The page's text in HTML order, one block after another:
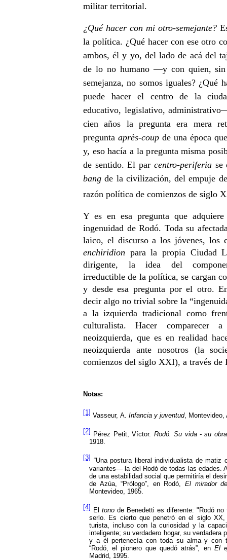
militar territorial.
¿Qué hacer con mi otro-semejante?
la política. ¿Qué hacer con ese otro
ambos, él y yo, del lado de acá del
de lo no humano —y con quien, sin
semejanza, no somos iguales? ¿Qué
puede hacer el centro de la
educativo, legislativo,
cien años la pregunta era mera
pregunta après-coup de una época
y, eso hacía a la pregunta misma
de sentido. El par centro-periferiase
bang de la civilización, del empuje
razón política de comienzos de siglo
Y es en esa pregunta que
ingenuidad de Rodó. Toda su
laico, el discurso a los jóvenes, los
enchiridion para la propia Ciudad
dirigente, la idea del
irreductible de la política, se cargan
y desde esa pregunta por el otro.
decir algo no trivial sobre la
a la izquierda tradicional como
culturalista. Hacer
neoizquierda, que es en realidad
neoizquierda ante nosotros (la
comienzos del siglo XXI), a través de
Notas:
[1] Vasseur, A. Infancia y juventud, Montevideo,
[2] Pérez Petit, Víctor. Rodó. Su vida - su obra
1918.
[3] “Una postura liberal individualista de
variantes— la del Rodó de todas las edades.
de una estabilidad social que permitiría el
de Azúa, “Prólogo”, en Rodó, El mirador
Montevideo, 1965.
[4] El tono de Benedetti es diferente: "Rodó no
serlo. Es cierto que penetró en el siglo
turista, incluso con la curiosidad y la
inteligente; su verdadero hogar, su verdadera
y a él pertenecía con toda su alma y con
“Rodó, el pionero que quedó atrás”, en El
Madrid, 1995.